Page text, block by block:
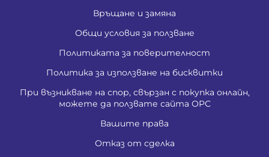
Връщане и замяна
Общи условия за ползване
Политиката за поверителност
Политика за използване на бисквитки
При възникване на спор, свързан с покупка онлайн,
можете да ползвате сайта ОРС
Вашите права
Отказ от сделка